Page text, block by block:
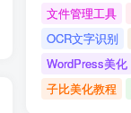
文件管理工具
OCR文字识别
WordPress美化
子比美化教程